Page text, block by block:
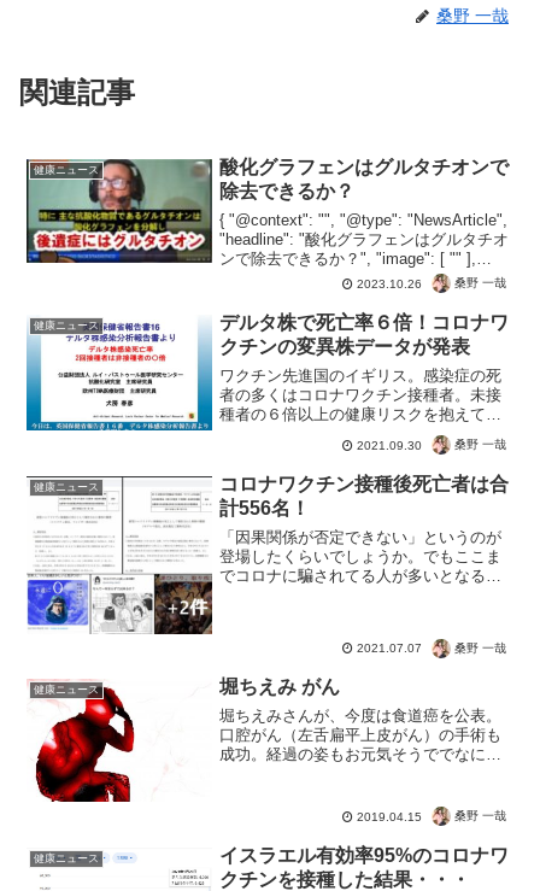
桑野 一哉
関連記事
健康ニュース
酸化グラフェンはグルタチオンで
除去できるか？
{ "@context": "", "@type": "NewsArticle",
"headline": "酸化グラフェンはグルタチオ
ンで除去できるか？", "image": [ "" ],
"datePublished": "2023-...
2023.10.26 桑野 一哉
健康ニュース
デルタ株で死亡率６倍！コロナワ
クチンの変異株データが発表
ワクチン先進国のイギリス。感染症の死
者の多くはコロナワクチン接種者。未接
種者の６倍以上の健康リスクを抱えてし
まったということでしょう。デルタ株だ
けならまだいいでしょう。しかし・・・
これから出てくる変異株に対しても免疫
力がさがり感染症リスクが...
2021.09.30 桑野 一哉
健康ニュース
コロナワクチン接種後死亡者は合
計556名！
「因果関係が否定できない」というのが
登場したくらいでしょうか。でもここま
でコロナに騙されてる人が多いとなる
されるような人が、これからの...
2021.07.07 桑野 一哉
健康ニュース 堀ちえみ がん
堀ちえみさんが、今度は食道癌を公表。
口腔がん（左舌扁平上皮がん）の手術も
成功。経過の姿もお元気そうででなによ
レビでも「直撃LIVE」などで医師が転移
2019.04.15 桑野 一哉
健康ニュース
イスラエル有効率95%のコロナワ
クチンを接種した結果・・・